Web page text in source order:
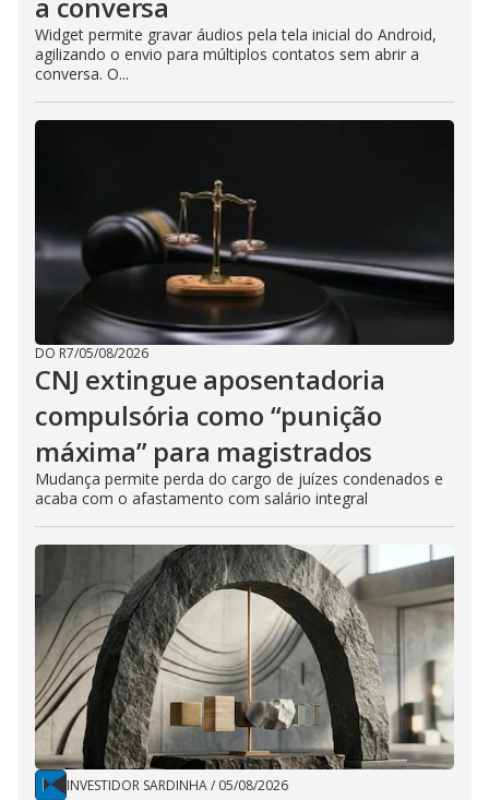
Widget permite gravar áudios pela tela inicial do Android,
agilizando o envio para múltiplos contatos sem abrir a
conversa. O...
DO R7/05/08/2026
CNJ extingue aposentadoria
compulsória como “punição
máxima” para magistrados
Mudança permite perda do cargo de juízes condenados e
acaba com o afastamento com salário integral
INVESTIDOR SARDINHA/ 05/08/2026